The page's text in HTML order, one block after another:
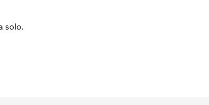
solo.